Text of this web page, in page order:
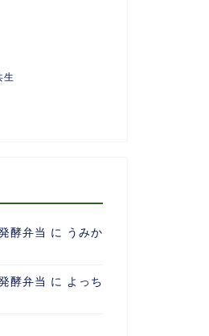
生
酵弁当 に うみか
酵弁当 に よっち